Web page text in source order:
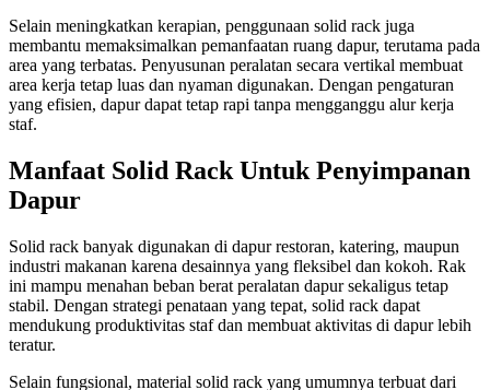
Selain meningkatkan kerapian, penggunaan solid rack juga
membantu memaksimalkan pemanfaatan ruang dapur, terutama pada
area yang terbatas. Penyusunan peralatan secara vertikal membuat
area kerja tetap luas dan nyaman digunakan. Dengan pengaturan
yang efisien, dapur dapat tetap rapi tanpa mengganggu alur kerja
staf.
Manfaat Solid Rack Untuk Penyimpanan
Dapur
Solid rack banyak digunakan di dapur restoran, katering, maupun
industri makanan karena desainnya yang fleksibel dan kokoh. Rak
ini mampu menahan beban berat peralatan dapur sekaligus tetap
stabil. Dengan strategi penataan yang tepat, solid rack dapat
mendukung produktivitas staf dan membuat aktivitas di dapur lebih
teratur.
Selain fungsional, material solid rack yang umumnya terbuat dari